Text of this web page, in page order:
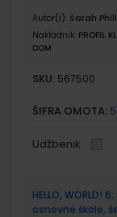
Autor(i): Sarah
Nakladnik: PROFIL
DOM
SKU: 567500
ŠIFRA OMOTA:
Udžbenik
HELLO,
osnovne škole,